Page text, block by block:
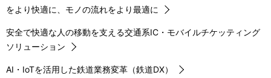
をより快適に、モノの流れをより最適に
安全で快適な人の移動を支える交通系IC・モバイルチケッティング
ソリューション
AI・IoTを活用した鉄道業務変革（鉄道DX）